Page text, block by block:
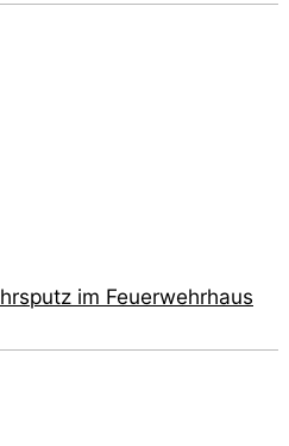
im Feuerwehrhaus